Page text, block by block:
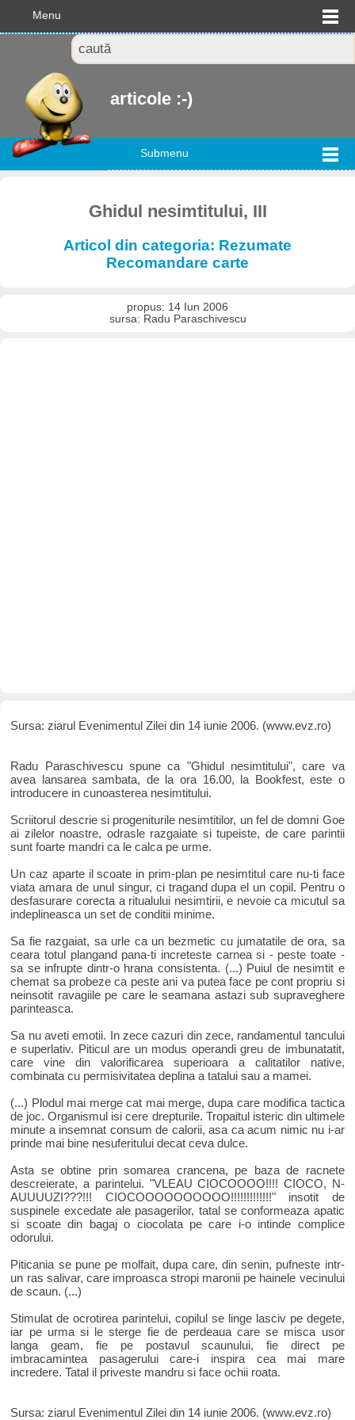
Menu
articole :-)
Submenu
Ghidul nesimtitului, III
Articol din categoria: Rezumate
Recomandare carte
propus: 14 Iun 2006
sursa: Radu Paraschivescu
Sursa: ziarul Evenimentul Zilei din 14 iunie 2006. (www.evz.ro)
Radu Paraschivescu spune ca "Ghidul nesimtitului", care va
avea lansarea sambata, de la ora 16.00, la Bookfest, este o
introducere in cunoasterea nesimtitului.
Scriitorul descrie si progeniturile nesimtitilor, un fel de domni Goe
ai zilelor noastre, odrasle razgaiate si tupeiste, de care parintii
sunt foarte mandri ca le calca pe urme.
Un caz aparte il scoate in prim-plan pe nesimtitul care nu-ti face
viata amara de unul singur, ci tragand dupa el un copil. Pentru o
desfasurare corecta a ritualului nesimtirii, e nevoie ca micutul sa
indeplineasca un set de conditii minime.
Sa fie razgaiat, sa urle ca un bezmetic cu jumatatile de ora, sa
ceara totul plangand pana-ti increteste carnea si - peste toate -
sa se infrupte dintr-o hrana consistenta. (...) Puiul de nesimtit e
chemat sa probeze ca peste ani va putea face pe cont propriu si
neinsotit ravagiile pe care le seamana astazi sub supraveghere
parinteasca.
Sa nu aveti emotii. In zece cazuri din zece, randamentul tancului
e superlativ. Piticul are un modus operandi greu de imbunatatit,
care vine din valorificarea superioara a calitatilor native,
combinata cu permisivitatea deplina a tatalui sau a mamei.
(...) Plodul mai merge cat mai merge, dupa care modifica tactica
de joc. Organismul isi cere drepturile. Tropaitul isteric din ultimele
minute a insemnat consum de calorii, asa ca acum nimic nu i-ar
prinde mai bine nesuferitului decat ceva dulce.
Asta se obtine prin somarea crancena, pe baza de racnete
descreierate, a parintelui. "VLEAU CIOCOOOO!!!! CIOCO, N-
AUUUUZI???!!! CIOCOOOOOOOOOO!!!!!!!!!!!!!" insotit de
suspinele excedate ale pasagerilor, tatal se conformeaza apatic
si scoate din bagaj o ciocolata pe care i-o intinde complice
odorului.
Piticania se pune pe molfait, dupa care, din senin, pufneste intr-
un ras salivar, care improasca stropi maronii pe hainele vecinului
de scaun. (...)
Stimulat de ocrotirea parintelui, copilul se linge lasciv pe degete,
iar pe urma si le sterge fie de perdeaua care se misca usor
langa geam, fie pe postavul scaunului, fie direct pe
imbracamintea pasagerului care-i inspira cea mai mare
incredere. Tatal il priveste mandru si face ochii roata.
Sursa: ziarul Evenimentul Zilei din 14 iunie 2006. (www.evz.ro)